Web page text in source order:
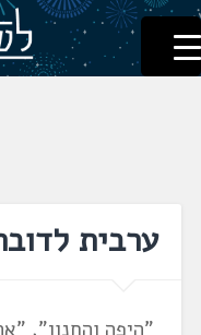
דלג
לתוכן
לשוניאדה
עברית. לשון. שפה
ערבית